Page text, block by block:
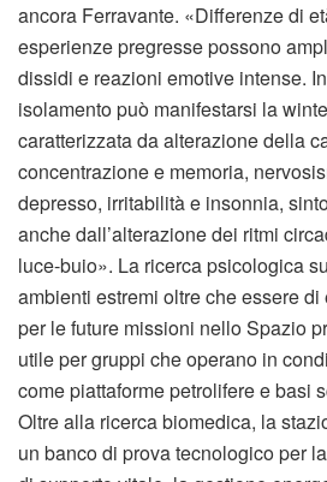
ancora Ferravante. «Differenze di
esperienze pregresse possono
dissidi e reazioni emotive intense.
isolamento può manifestarsi la
caratterizzata da alterazione della
concentrazione e memoria,
depresso, irritabilità e insonnia,
anche dall’alterazione dei ritmi
luce-buio». La ricerca psicologica
ambienti estremi oltre che essere
per le future missioni nello Spazio
utile per gruppi che operano in
come piattaforme petrolifere e basi
Oltre alla ricerca biomedica, la
un banco di prova tecnologico per